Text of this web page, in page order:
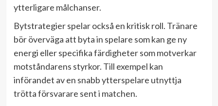
ytterligare målchanser.
Bytstrategier spelar också en kritisk roll. Tränare
bör överväga att byta in spelare som kan ge ny
energi eller specifika färdigheter som motverkar
motståndarens styrkor. Till exempel kan
införandet av en snabb ytterspelare utnyttja
trötta försvarare sent i matchen.